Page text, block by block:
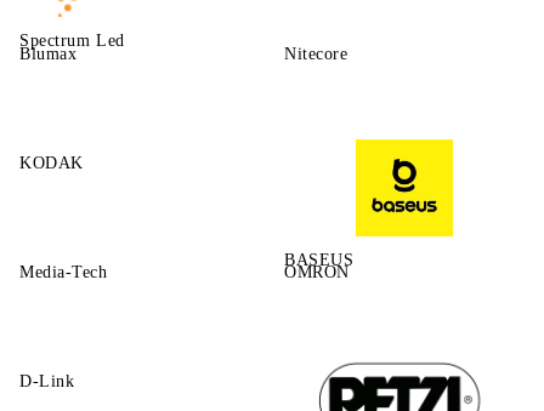
Spectrum Led
Blumax Nitecore
KODAK
BASEUS
Media-Tech OMRON
D-Link